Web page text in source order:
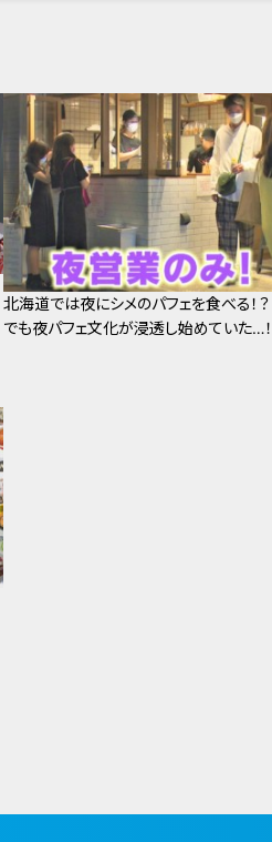
北海道では夜にシメのパフェを食べる！
でも夜パフェ文化が浸透し始めていた…！